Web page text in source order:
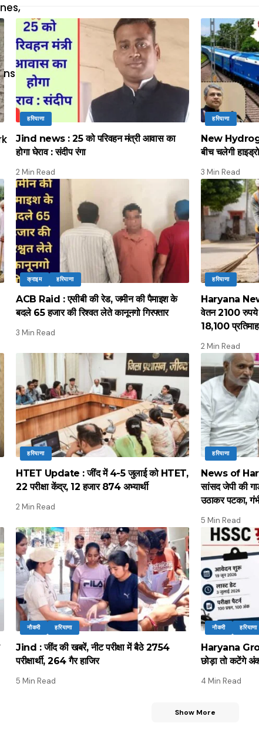
हरियाणा
Jind news : 25 को परिवहन मंत्री आवास का
होगा घेराव : संदीप रंगा
2 Min Read
हरियाणा
New
बीच चलेगी
3 Min Read
क्राइम हरियाणा
ACB Raid : एसीबी की रेड, जमीन की पैमाइश के
बदले 65 हजार की रिश्वत लेते कानूनगो गिरफ्तार
3 Min Read
हरियाणा
Haryana
वेतन 2100 रुपये
18,100 प्रतिमाह
2 Min Read
हरियाणा
HTET Update : जींद में 4-5 जुलाई को HTET,
22 परीक्षा केंद्र, 12 हजार 874 अभ्यार्थी
2 Min Read
हरियाणा
News of
सांसद जेपी की
उठाकर पटका,
5 Min Read
नौकरी हरियाणा
Jind : जींद की खबरें, नीट परीक्षा में बैठे 2754
परीक्षार्थी, 264 गैर हाजिर
5 Min Read
नौकरी हरियाणा
Haryana
छोड़ा तो कटेंगे
4 Min Read
Show More